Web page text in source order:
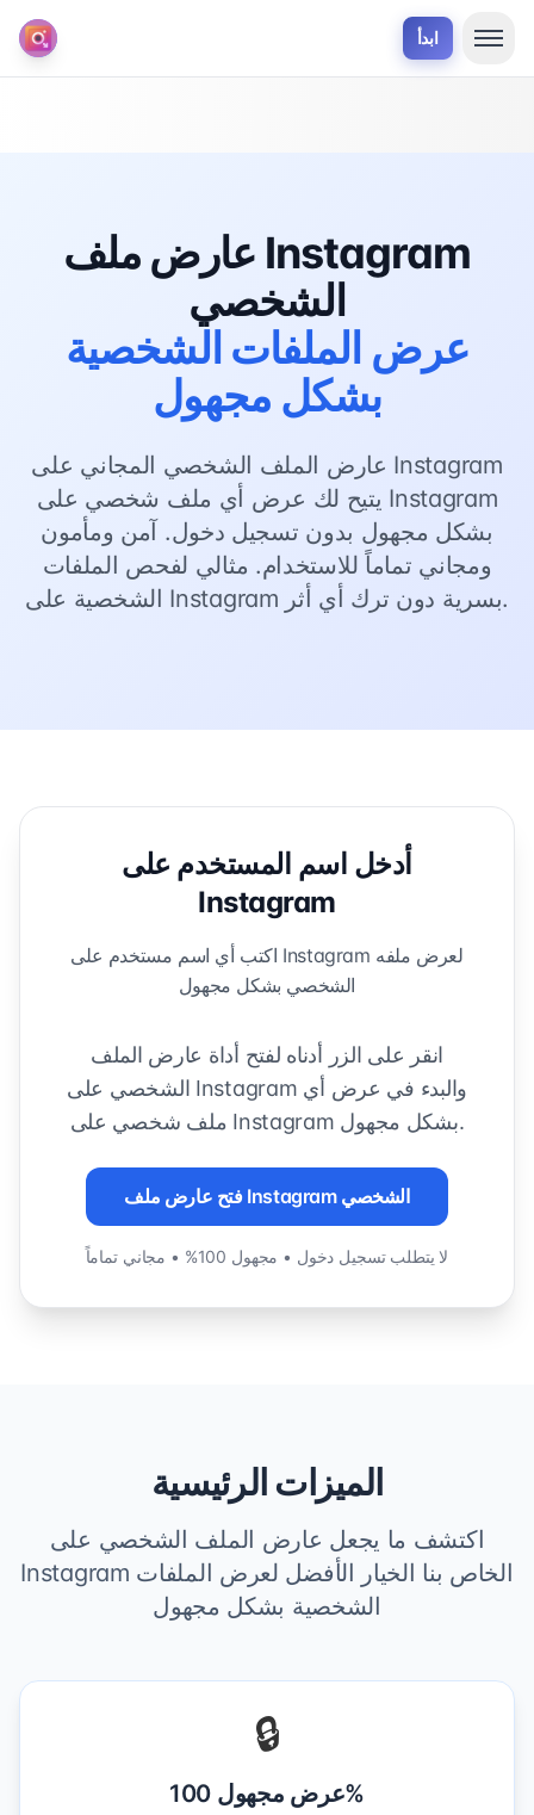
ابدأ
عارض ملف Instagram
الشخصي
عرض الملفات الشخصية
بشكل مجهول
عارض الملف الشخصي المجاني على Instagram
يتيح لك عرض أي ملف شخصي على Instagram
بشكل مجهول بدون تسجيل دخول. آمن ومأمون
ومجاني تماماً للاستخدام. مثالي لفحص الملفات
الشخصية على Instagram بسرية دون ترك أي أثر.
أدخل اسم المستخدم على
Instagram
اكتب أي اسم مستخدم على Instagram لعرض ملفه
الشخصي بشكل مجهول
انقر على الزر أدناه لفتح أداة عارض الملف
الشخصي على Instagram والبدء في عرض أي
ملف شخصي على Instagram بشكل مجهول.
فتح عارض ملف Instagram الشخصي
لا يتطلب تسجيل دخول • مجهول 100% • مجاني تماماً
الميزات الرئيسية
اكتشف ما يجعل عارض الملف الشخصي على
Instagram الخاص بنا الخيار الأفضل لعرض الملفات
الشخصية بشكل مجهول
🔒
عرض مجهول 100%